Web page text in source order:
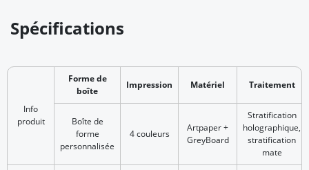
Spécifications
Info
produit
Forme de
boîte
Impression Matériel Traitement
Boîte de
forme
personnalisée
4 couleurs
Artpaper +
GreyBoard
Stratification
holographique,
stratification
mate